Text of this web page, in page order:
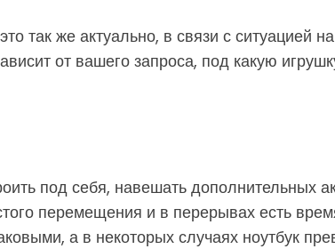
так же актуально, в связи с ситуацией
от вашего запроса, под какую
под себя, навешать дополнительных
перемещения и в перерывах есть
а в некоторых случаях ноутбук